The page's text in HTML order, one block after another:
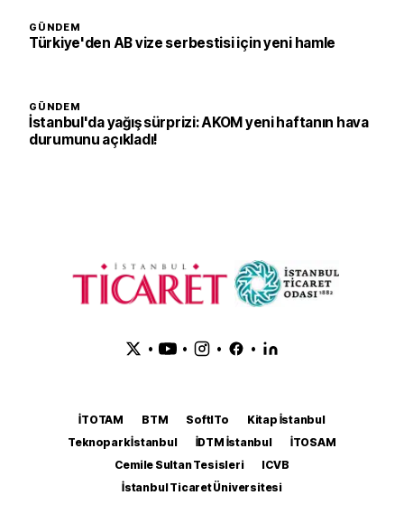
GÜNDEM
Türkiye'den AB vize serbestisi için yeni hamle
GÜNDEM
İstanbul'da yağış sürprizi: AKOM yeni haftanın hava
durumunu açıkladı!
• • • •
İTOTAM BTM SoftITo
Kitap İstanbul
Teknopark İstanbul
İDTM İstanbul
İTOSAM
Cemile Sultan Tesisleri
ICVB
İstanbul Ticaret Üniversitesi